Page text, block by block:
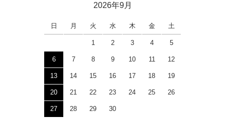
2026年9月
日 月 火 水 木 金 土
1 2 3 4 5
6 7 8 9 10 11 12
13 14 15 16 17 18 19
20 21 22 23 24 25 26
27 28 29 30